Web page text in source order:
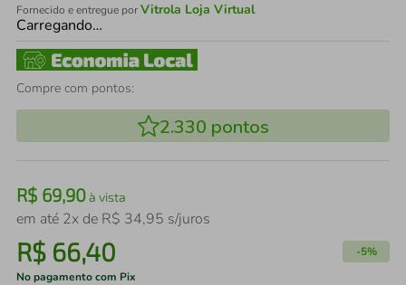
Fornecido e entregue porVitrola Loja Virtual
Carregando…
Compre com pontos:
2.330 pontos
R$ 69,90à vista
em até 2x de R$ 34,95 s/juros
R$ 66,40 -5%
No pagamento com Pix